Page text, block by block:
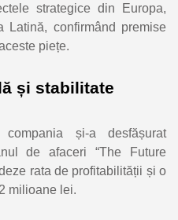
strategice din Europa,
Latină, confirmând premise
piețe.
și stabilitate
și-a desfășurat
de afaceri “The Future
rata de profitabilității și o
milioane lei.